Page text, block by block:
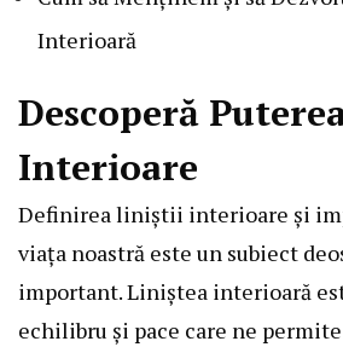
Interioară
Descoperă
Interioare
Definirea liniștii interioare și
viața noastră este un subiect
important. Liniștea interioară
echilibru și pace care ne